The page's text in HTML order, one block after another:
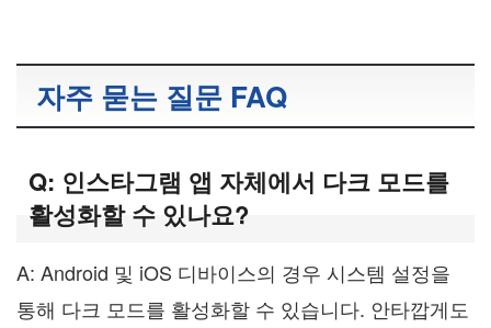
자주 묻는 질문 FAQ
Q: 인스타그램 앱 자체에서 다크 모드를
활성화할 수 있나요?
A: Android 및 iOS 디바이스의 경우 시스템 설정을
통해 다크 모드를 활성화할 수 있습니다. 안타깝게도